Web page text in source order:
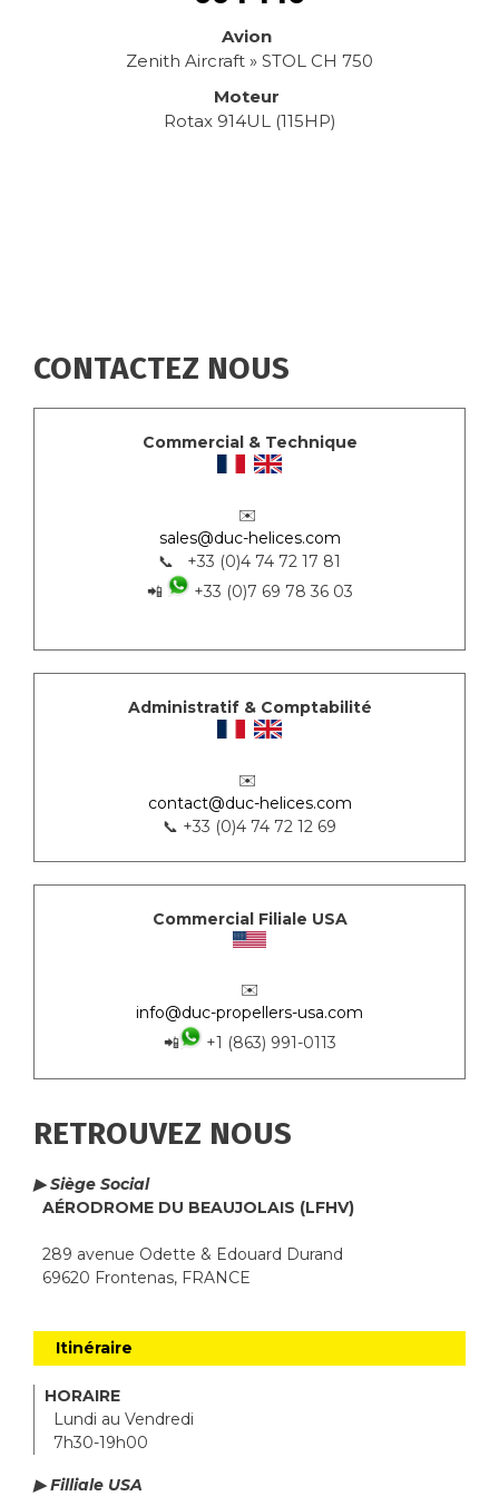
Avion
Zenith Aircraft » STOL CH 750
Moteur
Rotax 914UL (115HP)
CONTACTEZ NOUS
Commercial & Technique
✉️
sales@duc-helices.com
📞 +33 (0)4 74 72 17 81
📲
+33 (0)7 69 78 36 03
Administratif & Comptabilité
✉️
contact@duc-helices.com
📞 +33 (0)4 74 72 12 69
Commercial Filiale USA
✉️
info@duc-propellers-usa.com
📲
+1 (863) 991-0113
RETROUVEZ NOUS
▶ Siège Social
AÉRODROME DU BEAUJOLAIS (LFHV)
289 avenue Odette & Edouard Durand
69620 Frontenas, FRANCE
Itinéraire
HORAIRE
Lundi au Vendredi
7h30-19h00
▶ Filliale USA